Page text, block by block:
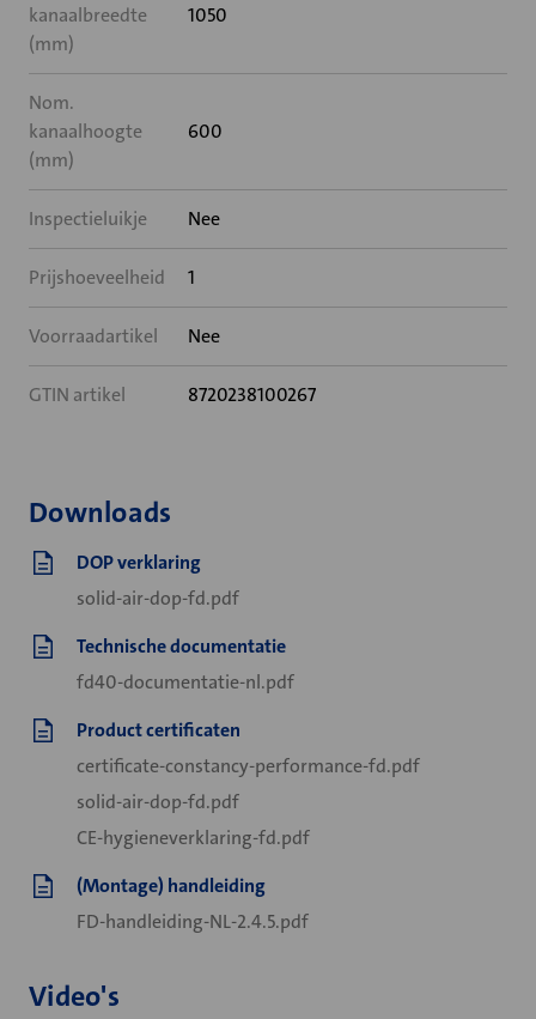
kanaalbreedte
(mm)
1050
Nom.
kanaalhoogte
(mm)
600
Inspectieluikje Nee
Prijshoeveelheid 1
Voorraadartikel Nee
GTIN artikel 8720238100267
Downloads
DOP verklaring
solid-air-dop-fd.pdf
Technische documentatie
fd40-documentatie-nl.pdf
Product certificaten
certificate-constancy-performance-fd.pdf
solid-air-dop-fd.pdf
CE-hygieneverklaring-fd.pdf
(Montage) handleiding
FD-handleiding-NL-2.4.5.pdf
Video's